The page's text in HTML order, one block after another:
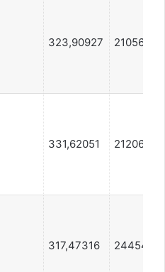
323,90927 210564
331,62051 212064
317,47316 244540